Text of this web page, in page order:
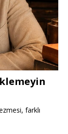
farklı